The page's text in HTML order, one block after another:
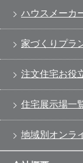
ハウスメーカ
家づくりプラ
注文住宅お役
住宅展示場一
地域別オンラ